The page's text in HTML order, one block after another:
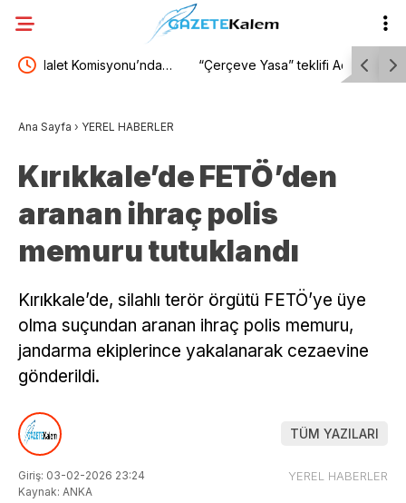
“Çerçeve Yasa” teklifi Adalet Komisyonu’nda… TBMM
Ana Sayfa › YEREL HABERLER
Kırıkkale’de FETÖ’den
aranan ihraç polis
memuru tutuklandı
Kırıkkale’de, silahlı terör örgütü FETÖ’ye üye
olma suçundan aranan ihraç polis memuru,
jandarma ekiplerince yakalanarak cezaevine
gönderildi.
TÜM YAZILARI
Giriş: 03-02-2026 23:24
Kaynak: ANKA
YEREL HABERLER